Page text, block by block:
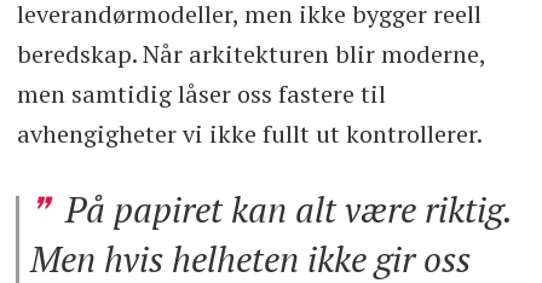
leverandørmodeller, men ikke bygger reell
beredskap. Når arkitekturen blir moderne,
men samtidig låser oss fastere til
avhengigheter vi ikke fullt ut kontrollerer.
På papiret kan alt være riktig.
Men hvis helheten ikke gir oss